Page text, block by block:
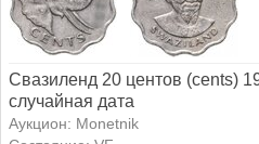
Свазиленд 20 центов (cents)
случайная дата
Аукцион: Monetnik